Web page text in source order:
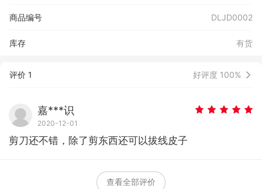
商品编号 DLJD0002
库存 有货
评价 1 好评度 100%
嘉***识
2020-12-01
剪刀还不错，除了剪东西还可以拔线皮子
查看全部评价